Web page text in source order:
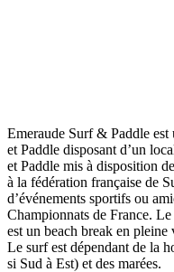
Emeraude Surf & Paddle est
et Paddle disposant d’un
et Paddle mis à disposition
à la fédération française de
d’événements sportifs ou
Championnats de France.
est un beach break en
Le surf est dépendant de la
si Sud à Est) et des marées.